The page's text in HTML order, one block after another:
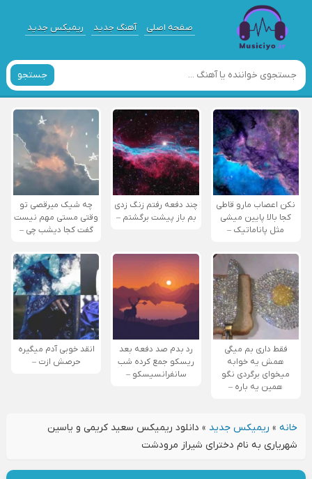
صفحه اصلی آهنگ جدید ریمیکس جدید
جستجو
نکن اعصاب مارو قاطی
کجا بالا پایین میشی
مثل پاناماتیک –
چند دفعه رفتم زنگ زدی
بم باز پیشت برگشتم –
چه شیک میرقصی تو
وقتی مستی مهم نیست
گفت کجا دیشب چی –
فقط داری بم میگی
همش یه خوابه
میخوای برگردی نگو
همین یه باره –
رد بدم صد دفعه بعد
ریسکو جمع کرده شب
سانفرانسیسکو –
انقد خوبی آدم میگیره
حرصش ازت –
خانه» ریمیکس جدید » دانلود ریمیکس سعید کریمی و یاسین
شهریاری به نام دخترای شیراز مرودشت